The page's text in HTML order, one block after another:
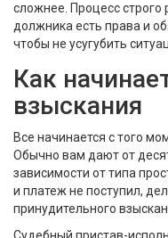
сложнее. Процесс строго
должника есть права и
чтобы не усугубить
Как
взыскания
Все начинается с того
Обычно вам дают от
зависимости от типа
и платеж не поступил,
принудительного